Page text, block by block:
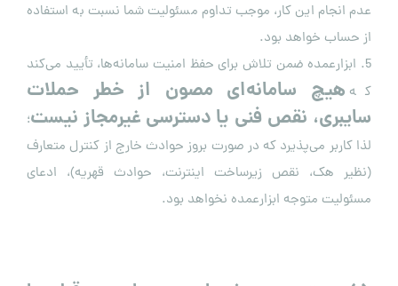
عدم انجام این کار، موجب تداوم مسئولیت شما نسبت به استفاده
از حساب خواهد بود.
5. ابزارعمده ضمن تلاش برای حفظ امنیت سامانه‌ها، تأیید می‌کند
که هیچ سامانه‌ای مصون از خطر حملات
سایبری، نقص فنی یا دسترسی غیرمجاز نیست؛
لذا کاربر می‌پذیرد که در صورت بروز حوادث خارج از کنترل متعارف
(نظیر هک، نقص زیرساخت اینترنت، حوادث قهریه)، ادعای
مسئولیت متوجه ابزارعمده نخواهد بود.